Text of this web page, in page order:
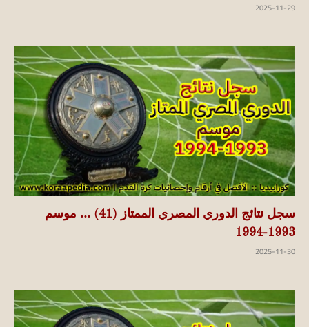
2025-11-29
سجل نتائج الدوري المصري الممتاز (41) … موسم
1993-1994
2025-11-30